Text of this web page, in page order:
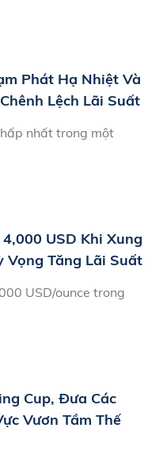
Phát Hạ Nhiệt Và
Lệch Lãi Suất
nhất trong một
USD Khi Xung
Vọng Tăng Lãi Suất
USD/ounce trong
Cup, Đưa Các
Vươn Tầm Thế